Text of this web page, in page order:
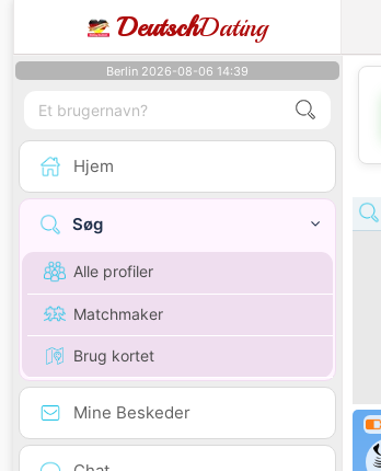
DeutschDating
Berlin 2026-08-06 14:39
Hjem
Søg
Alle profiler
Matchmaker
Brug kortet
Mine Beskeder